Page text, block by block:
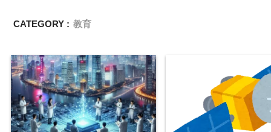
CATEGORY : 教育